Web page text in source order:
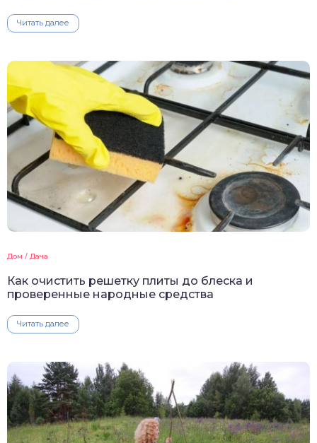
Читать далее
Дом / Дача
Как очистить решетку плиты до блеска и
проверенные народные средства
Читать далее